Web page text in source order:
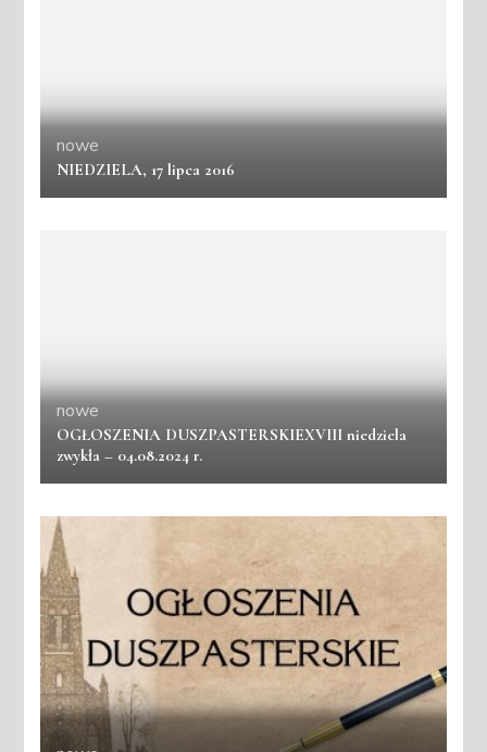
nowe
NIEDZIELA, 17 lipca 2016
nowe
OGŁOSZENIA DUSZPASTERSKIEXVIII niedziela
zwykła – 04.08.2024 r.